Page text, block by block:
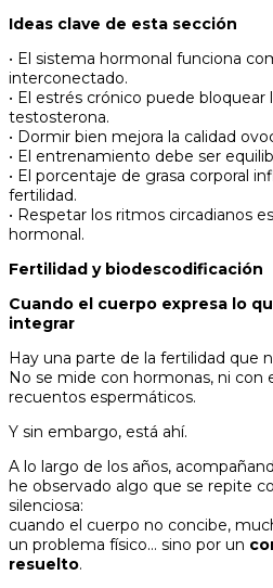
Ideas clave de esta sección
• El sistema hormonal funciona
interconectado.
• El estrés crónico puede bloquear
testosterona.
• Dormir bien mejora la calidad
• El entrenamiento debe ser
• El porcentaje de grasa corporal
fertilidad.
• Respetar los ritmos circadianos
hormonal.
Fertilidad y biodescodificación
Cuando el cuerpo expresa lo
integrar
Hay una parte de la fertilidad que
No se mide con hormonas, ni con
recuentos espermáticos.
Y sin embargo, está ahí.
A lo largo de los años,
he observado algo que se repite
silenciosa:
cuando el cuerpo no concibe,
un problema físico… sino por un
resuelto.